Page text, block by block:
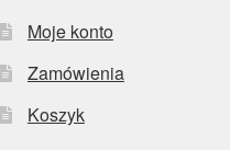
Moje konto
Zamówienia
Koszyk